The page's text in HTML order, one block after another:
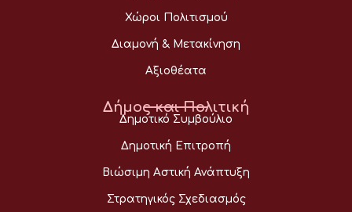
Χώροι Πολιτισμού
Διαμονή & Μετακίνηση
Αξιοθέατα
Δήμος και Πολιτική
Δημοτικό Συμβούλιο
Δημοτική Επιτροπή
Βιώσιμη Αστική Ανάπτυξη
Στρατηγικός Σχεδιασμός